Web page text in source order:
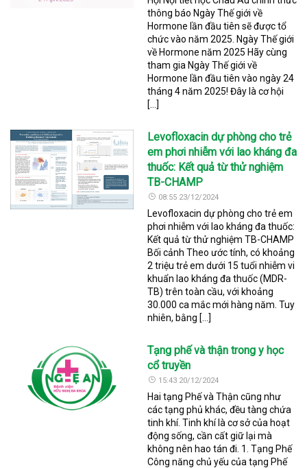
thông báo Ngày Thế giới về
Hormone lần đầu tiên sẽ được tổ
chức vào năm 2025. Ngày Thế giới
về Hormone năm 2025 Hãy cùng
tham gia Ngày Thế giới về
Hormone lần đầu tiên vào ngày 24
tháng 4 năm 2025! Đây là cơ hội
[…]
Levofloxacin dự phòng cho trẻ
em phơi nhiễm với lao kháng đa
thuốc: Kết quả từ thử nghiệm
TB-CHAMP
08:55 23/12/2024
Levofloxacin dự phòng cho trẻ em
phơi nhiễm với lao kháng đa thuốc:
Kết quả từ thử nghiệm TB-CHAMP
Bối cảnh Theo ước tính, có khoảng
2 triệu trẻ em dưới 15 tuổi nhiễm vi
khuẩn lao kháng đa thuốc (MDR-
TB) trên toàn cầu, với khoảng
30.000 ca mắc mới hàng năm. Tuy
nhiên, bằng […]
Tạng phế và thận trong y học
cổ truyền
15:43 20/12/2024
Hai tạng Phế và Thận cũng như
các tạng phủ khác, đều tàng chứa
tinh khí. Tinh khí là cơ sở của hoạt
động sống, cần cất giữ lại mà
không nên hao tán đi. 1. Tạng Phế
Công năng chủ yếu của tạng Phế